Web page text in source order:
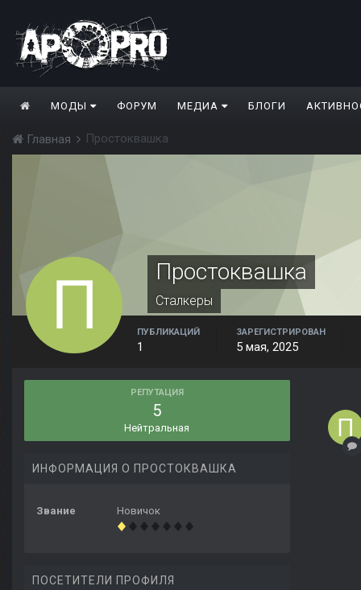
МОДЫ ФОРУМ МЕДИА БЛОГИ
Главная Простоквашка
Простоквашка
Сталкеры
ПУБЛИКАЦИЙ
1
ЗАРЕГИСТРИРОВАН
5 мая, 2025
РЕПУТАЦИЯ
5
Нейтральная
ИНФОРМАЦИЯ О ПРОСТОКВАШКА
Звание Новичок
ПОСЕТИТЕЛИ ПРОФИЛЯ